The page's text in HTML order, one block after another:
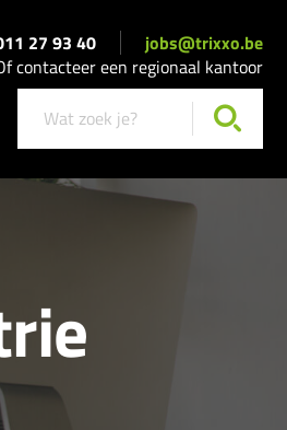
27 93 40
jobs@trixxo.be
contacteer een regionaal kantoor